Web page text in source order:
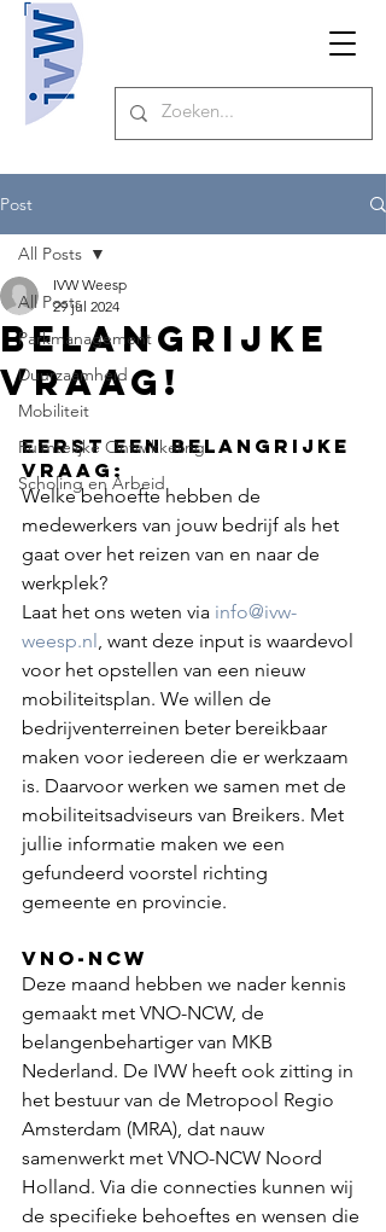
Post
All Posts
Parkmanagement
Duurzaamheid
Mobiliteit
Ruimtelijke Ontwikkeling
Scholing en Arbeid
All Posts
Belangrijke
vraag!
IVW Weesp
29 jul 2024
Eerst een belangrijke
vraag:
Welke behoefte hebben de
medewerkers van jouw bedrijf als het
gaat over het reizen van en naar de
werkplek?
Laat het ons weten via info@ivw-
weesp.nl, want deze input is waardevol
voor het opstellen van een nieuw
mobiliteitsplan. We willen de
bedrijventerreinen beter bereikbaar
maken voor iedereen die er werkzaam
is. Daarvoor werken we samen met de
mobiliteitsadviseurs van Breikers. Met
jullie informatie maken we een
gefundeerd voorstel richting
gemeente en provincie.
VNO-NCW
Deze maand hebben we nader kennis
gemaakt met VNO-NCW, de
belangenbehartiger van MKB
Nederland. De IVW heeft ook zitting in
het bestuur van de Metropool Regio
Amsterdam (MRA), dat nauw
samenwerkt met VNO-NCW Noord
Holland. Via die connecties kunnen wij
de specifieke behoeftes en wensen die